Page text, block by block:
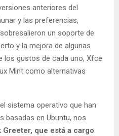
anteriores del
y las preferencias,
un soporte de
y la mejora de algunas
los gustos de cada uno, Xfce
Mint como alternativas
sistema operativo que han
basadas en Ubuntu, nos
Greeter, que está a cargo